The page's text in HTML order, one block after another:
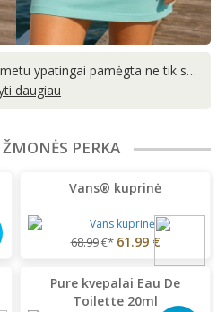
Sportinė apranga paskutiniu metu ypatingai pamėgta ne tik sporto metu, bet ir leidžiant laisvalaikį. Renkantis aprangą sportui svarbu atkreiptį dėmesį į patogumą, kadangi dėvima sportinė apranga turi nevaržyti judesių ir užtikrinti, kad atliekant sporto šakai reikalingus veiksmus ar pratimus, jūsų kūnas nesulauktų pasipriešinimo. Populiariausios sporto šakos, kur dažniausiai sutinkama sportinė apranga vyrams yra fitnesas, bėgimas, krepšinis ir futbolas. O sportinė apranga moterims dažniausiai įsigyjama šioms sporto šakoms: jogai, aerobikai, vaikščiojimui su lazdomis ar bėgimui. Taip pat didelė dalis žmonių sportinius drabužius renkasi leidžiant laisvalaikį namuose, nes sportiniai rūbai savo patogumu žymiai lenkia oficialią aprangą, kuri dažnai dėvima darbo metu.
PERKA
Vans® kuprinė
68.99€* 61.99 €
Pure kvepalai Eau De
Toilette 20ml